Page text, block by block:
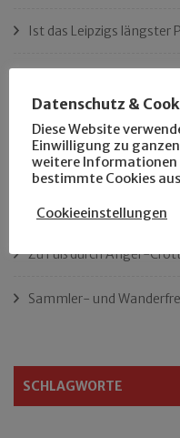
Ist das Leipzigs längster
Das neue Eutritzsch-Buch
Der Leipziger
Rennfahrer in
Zu Fuß durch Anger-
Sammler- und
SCHLAGWORTE
Datenschutz &
Diese Website
Einwilligung zu
weitere Informationen
bestimmte Cookies
Cookieeinstellungen